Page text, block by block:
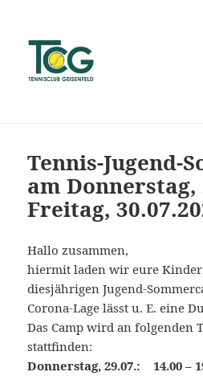
Tennis-Jugend-
am Donnerstag,
Freitag,
Hallo zusammen,
hiermit laden wir eure
diesjährigen Jugend-
Corona-Lage lässt u. E. eine
Das Camp wird an folgenden
stattfinden:
Donnerstag, 29.07.: 14.00 –